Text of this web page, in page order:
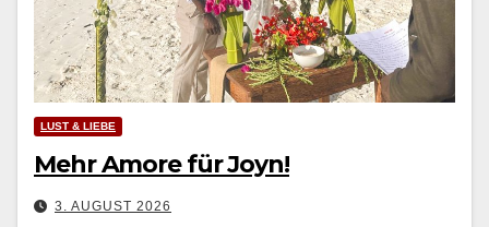
LUST & LIEBE
Mehr Amore für Joyn!
3. AUGUST 2026